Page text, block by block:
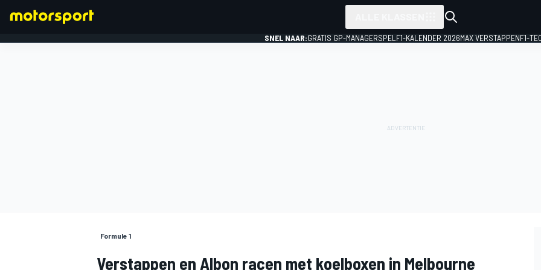
SNEL NAAR:GRATIS GP-MANAGERSPEL F1-KALENDER 2026MAX VERSTAPPENF1-
Formule 1
Verstappen en Albon racen met koelboxen in Melbourne